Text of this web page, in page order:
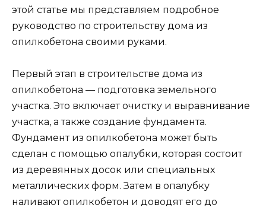
этой статье мы представляем подробное
руководство по строительству дома из
опилкобетона своими руками.
Первый этап в строительстве дома из
опилкобетона — подготовка земельного
участка. Это включает очистку и выравнивание
участка, а также создание фундамента.
Фундамент из опилкобетона может быть
сделан с помощью опалубки, которая состоит
из деревянных досок или специальных
металлических форм. Затем в опалубку
наливают опилкобетон и доводят его до